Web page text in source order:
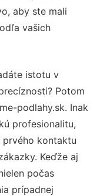
aby ste mali
vašich
istotu v
Potom
podlahy.sk. Inak
profesionalitu,
prvého kontaktu
Keďže aj
počas
prípadnej